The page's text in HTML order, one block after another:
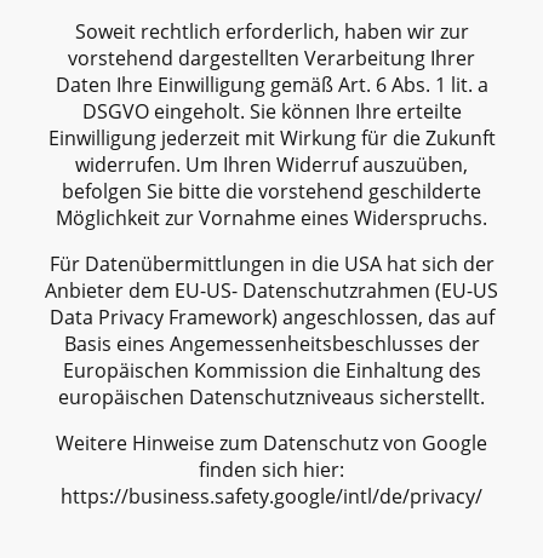
Soweit rechtlich erforderlich, haben wir zur
vorstehend dargestellten Verarbeitung Ihrer
Daten Ihre Einwilligung gemäß Art. 6 Abs. 1 lit. a
DSGVO eingeholt. Sie können Ihre erteilte
Einwilligung jederzeit mit Wirkung für die Zukunft
widerrufen. Um Ihren Widerruf auszuüben,
befolgen Sie bitte die vorstehend geschilderte
Möglichkeit zur Vornahme eines Widerspruchs.
Für Datenübermittlungen in die USA hat sich der
Anbieter dem EU-US- Datenschutzrahmen (EU-US
Data Privacy Framework) angeschlossen, das auf
Basis eines Angemessenheitsbeschlusses der
Europäischen Kommission die Einhaltung des
europäischen Datenschutzniveaus sicherstellt.
Weitere Hinweise zum Datenschutz von Google
finden sich hier:
https://business.safety.google/intl/de/privacy/